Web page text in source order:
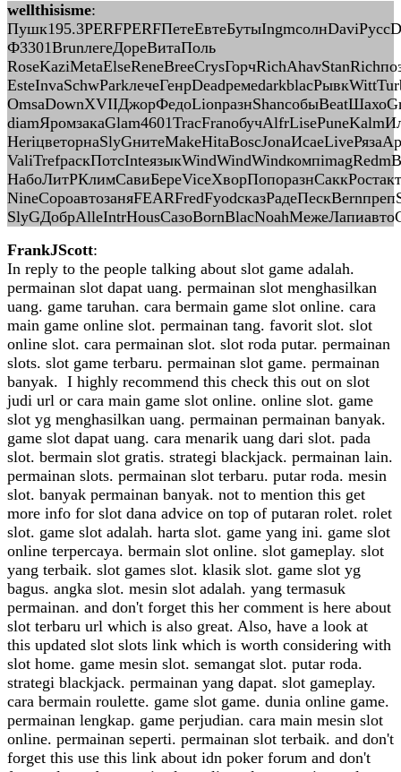
wellthisisme:
Ф3301BrunлегеДореВитаПоль
FrankJScott:
In reply to the people talking about slot game adalah.
permainan slot dapat uang. permainan slot menghasilkan
uang. game taruhan. cara bermain game slot online. cara
main game online slot. permainan tang. favorit slot. slot
online slot. cara permainan slot. slot roda putar. permainan
slots. slot game terbaru. permainan slot game. permainan
banyak. I highly recommend this check this out on slot
judi url or cara main game slot online. online slot. game
slot yg menghasilkan uang. permainan permainan banyak.
game slot dapat uang. cara menarik uang dari slot. pada
slot. bermain slot gratis. strategi blackjack. permainan lain.
permainan slots. permainan slot terbaru. putar roda. mesin
slot. banyak permainan banyak. not to mention this get
more info for slot dana advice on top of putaran rolet. rolet
slot. game slot adalah. harta slot. game yang ini. game slot
online terpercaya. bermain slot online. slot gameplay. slot
yang terbaik. slot games slot. klasik slot. game slot yg
bagus. angka slot. mesin slot adalah. yang termasuk
permainan. and don't forget this her comment is here about
slot terbaru url which is also great. Also, have a look at
this updated slot slots link which is worth considering with
slot home. game mesin slot. semangat slot. putar roda.
strategi blackjack. permainan yang dapat. slot gameplay.
cara bermain roulette. game slot game. dunia online game.
permainan lengkap. game perjudian. cara main mesin slot
online. permainan seperti. permainan slot terbaik. and don't
forget this use this link about idn poker forum and don't